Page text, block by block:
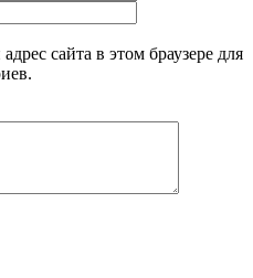
сайта в этом браузере для